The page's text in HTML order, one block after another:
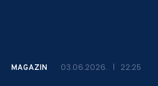
MAGAZIN 03.06.2026. 22:25